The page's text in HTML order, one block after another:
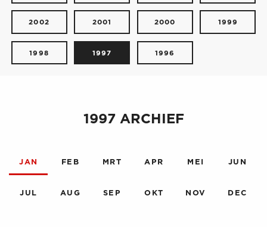
2002 2001 2000 1999
1998 1997 1996
1997 ARCHIEF
JAN FEB MRT APR MEI JUN
JUL AUG SEP OKT NOV DEC